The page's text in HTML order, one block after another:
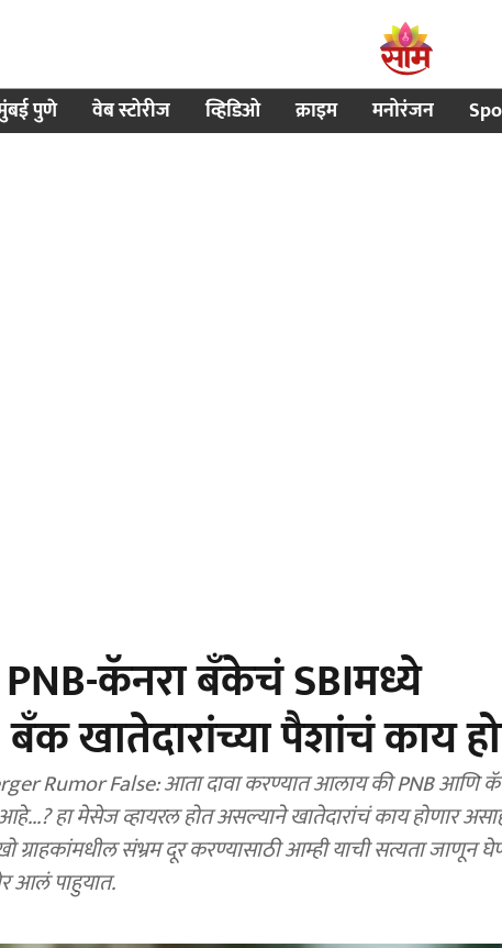
पुणे वेब स्टोरीज व्हिडिओ क्राइम मनोरंजन
कॅनरा बँकेचं SBIमध्ये
खातेदारांच्या पैशांचं काय
Rumor False: आता दावा करण्यात आलाय की PNB आणि
हा मेसेज व्हायरल होत असल्याने खातेदारांचं काय होणार
संभ्रम दूर करण्यासाठी आम्ही याची सत्यता जाणून
आलं पाहुयात.